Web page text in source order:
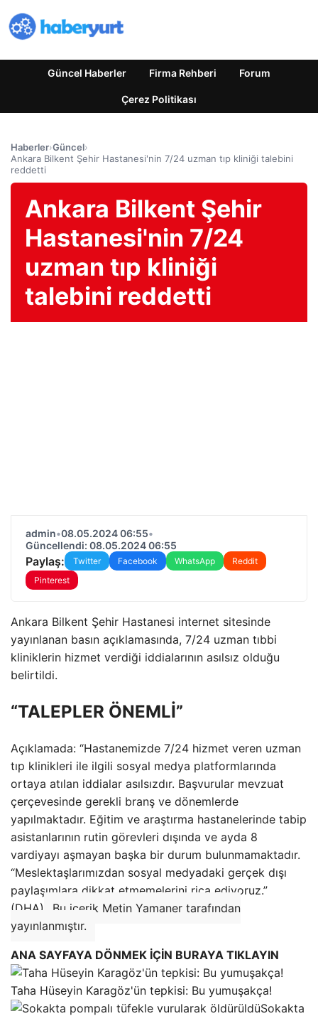
Güncel Haberler Firma Rehberi Forum
Çerez Politikası
Haberler›Güncel›
Ankara Bilkent Şehir Hastanesi'nin 7/24 uzman tıp kliniği talebini
reddetti
Ankara Bilkent Şehir
Hastanesi'nin 7/24
uzman tıp kliniği
talebini reddetti
admin•08.05.2024 06:55•
Güncellendi: 08.05.2024 06:55
Paylaş: Twitter Facebook WhatsApp
Reddit
Pinterest
Ankara Bilkent Şehir Hastanesi internet sitesinde
yayınlanan basın açıklamasında, 7/24 uzman tıbbi
kliniklerin hizmet verdiği iddialarının asılsız olduğu
belirtildi.
“TALEPLER ÖNEMLİ”
Açıklamada: “Hastanemizde 7/24 hizmet veren uzman
tıp klinikleri ile ilgili sosyal medya platformlarında
ortaya atılan iddialar asılsızdır. Başvurular mevzuat
çerçevesinde gerekli branş ve dönemlerde
yapılmaktadır. Eğitim ve araştırma hastanelerinde tabip
asistanlarının rutin görevleri dışında ve ayda 8
vardiyayı aşmayan başka bir durum bulunmamaktadır.
“Meslektaşlarımızdan sosyal medyadaki gerçek dışı
paylaşımlara dikkat etmemelerini rica ediyoruz.”
(DHA)
Bu içerik Metin Yamaner tarafından
yayınlanmıştır.
ANA SAYFAYA DÖNMEK İÇİN BURAYA TIKLAYIN
Taha Hüseyin Karagöz'ün tepkisi: Bu yumuşakça!
Sokakta